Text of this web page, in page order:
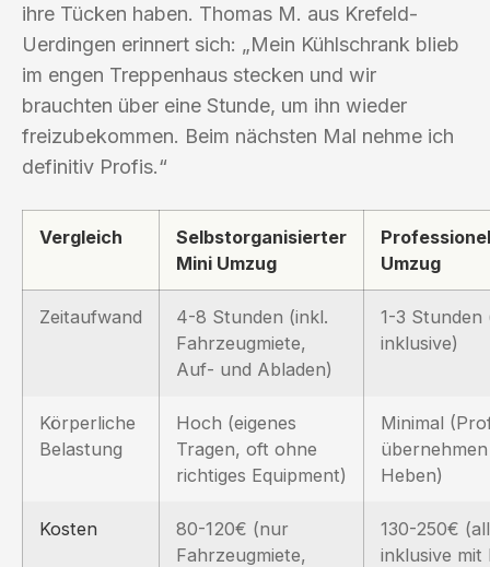
ihre Tücken haben. Thomas M. aus Krefeld-
Uerdingen erinnert sich: „Mein Kühlschrank blieb
im engen Treppenhaus stecken und wir
brauchten über eine Stunde, um ihn wieder
freizubekommen. Beim nächsten Mal nehme ich
definitiv Profis.“
Vergleich
Selbstorganisierter
Mini Umzug
Umzug
Zeitaufwand
4-8 Stunden (inkl.
Fahrzeugmiete,
Auf- und Abladen)
1-3 Stunden
inklusive)
Körperliche
Belastung
Hoch (eigenes
Tragen, oft ohne
richtiges Equipment)
Minimal
Heben)
Kosten
80-120€ (nur
Fahrzeugmiete,
130-250€
inklusive mit